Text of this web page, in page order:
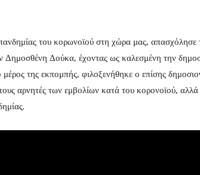
του κορωνοϊού στη χώρα μας, απασχόλησε
Δημοσθένη Δούκα, έχοντας ως καλεσμένη την
της εκπομπής, φιλοξενήθηκε ο επίσης
αρνητές των εμβολίων κατά του κορονοϊού, αλλά